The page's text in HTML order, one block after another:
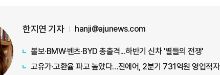
한지연 기자 hanji@ajunews.com
볼보·BMW·벤츠·BYD 총출격...하반기 신차 '별들의 전쟁'
고유가·고환율 파고 높았다…진에어, 2분기 731억원 영업적자